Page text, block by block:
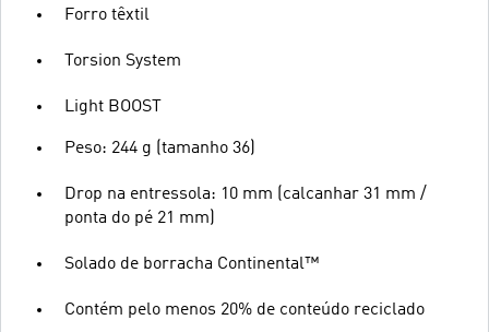
Forro têxtil
Torsion System
Light BOOST
Peso: 244 g (tamanho 36)
Drop na entressola: 10 mm (calcanhar 31 mm /
ponta do pé 21 mm)
Solado de borracha Continental™
Contém pelo menos 20% de conteúdo reciclado